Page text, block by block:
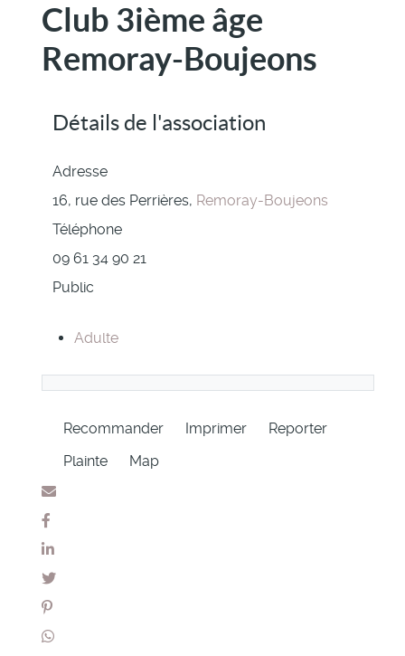
Club 3ième âge
Remoray-Boujeons
Détails de l'association
Adresse
16, rue des Perrières, Remoray-Boujeons
Téléphone
09 61 34 90 21
Public
Adulte
Recommander Imprimer
Reporter
Plainte
Map